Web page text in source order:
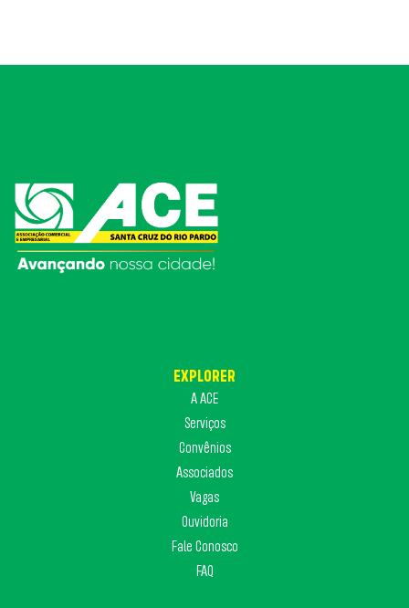
EXPLORER
A ACE
Serviços
Convênios
Associados
Vagas
Ouvidoria
Fale Conosco
FAQ